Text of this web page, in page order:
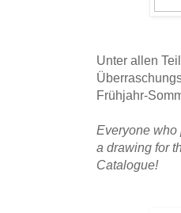
Unter allen
Frühjahr-
Everyone who
a drawing for
Catalogue!